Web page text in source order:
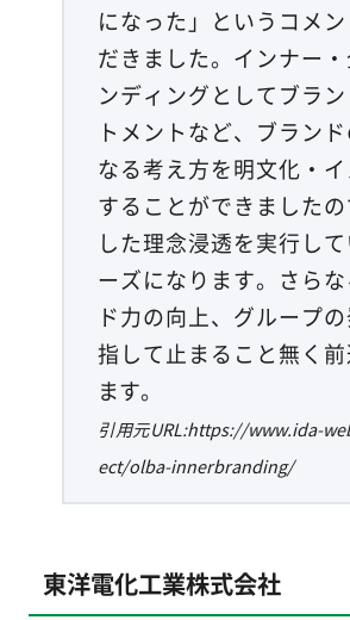
になった」というコメ
だきました。インナー
ンディングとしてブラ
トメントなど、ブラン
なる考え方を明文化・
することができました
した理念浸透を実行し
ーズになります。さら
ド力の向上、グループ
指して止まること無く
ます。
引用元URL:https://www.ida-
ect/olba-innerbranding/
東洋電化工業株式会社